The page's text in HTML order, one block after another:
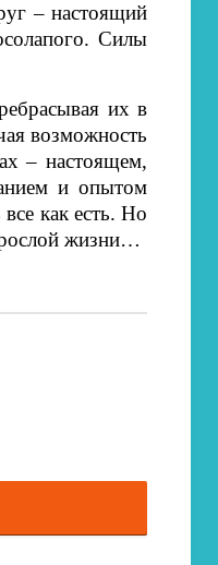
– настоящий
Силы
их в
возможность
– настоящем,
и опытом
как есть. Но
жизни…